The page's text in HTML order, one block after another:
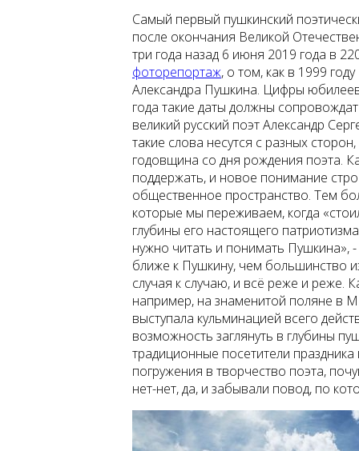
Самый первый пушкинский
после окончания Великой
три года назад 6 июня 2019 года в
фоторепортаж, о том, как в 1999
Александра Пушкина. Цифры
года такие даты должны
великий русский поэт Александр
такие слова несутся с разных
годовщина со дня рождения поэта.
поддержать, и новое понимание
общественное пространство. Тем
которые мы переживаем, когда
глубины его настоящего
нужно читать и понимать Пушкина»,
ближе к Пушкину, чем большинство
случая к случаю, и всё реже и реже.
например, на знаменитой поляне в
выступала кульминацией всего
возможность заглянуть в глубины
традиционные посетители праздника
погружения в творчество поэта,
нет-нет, да, и забывали повод, по